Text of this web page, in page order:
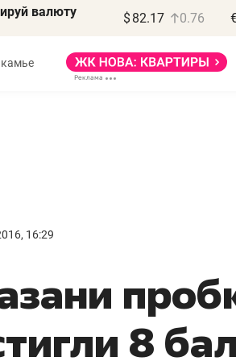
валюту $ 82.17 0.76
16:29
8